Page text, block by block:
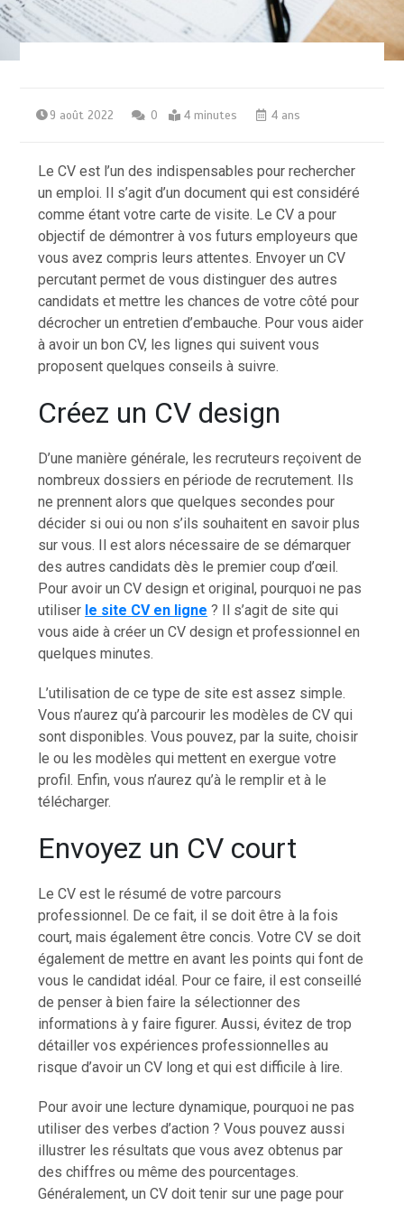
9 août 2022 0 4 minutes 4 ans
Le CV est l’un des indispensables pour rechercher
un emploi. Il s’agit d’un document qui est considéré
comme étant votre carte de visite. Le CV a pour
objectif de démontrer à vos futurs employeurs que
vous avez compris leurs attentes. Envoyer un CV
percutant permet de vous distinguer des autres
candidats et mettre les chances de votre côté pour
décrocher un entretien d’embauche. Pour vous aider
à avoir un bon CV, les lignes qui suivent vous
proposent quelques conseils à suivre.
Créez un CV design
D’une manière générale, les recruteurs reçoivent de
nombreux dossiers en période de recrutement. Ils
ne prennent alors que quelques secondes pour
décider si oui ou non s’ils souhaitent en savoir plus
sur vous. Il est alors nécessaire de se démarquer
des autres candidats dès le premier coup d’œil.
Pour avoir un CV design et original, pourquoi ne pas
utiliser le site CV en ligne ? Il s’agit de site qui
vous aide à créer un CV design et professionnel en
quelques minutes.
L’utilisation de ce type de site est assez simple.
Vous n’aurez qu’à parcourir les modèles de CV qui
sont disponibles. Vous pouvez, par la suite, choisir
le ou les modèles qui mettent en exergue votre
profil. Enfin, vous n’aurez qu’à le remplir et à le
télécharger.
Envoyez un CV court
Le CV est le résumé de votre parcours
professionnel. De ce fait, il se doit être à la fois
court, mais également être concis. Votre CV se doit
également de mettre en avant les points qui font de
vous le candidat idéal. Pour ce faire, il est conseillé
de penser à bien faire la sélectionner des
informations à y faire figurer. Aussi, évitez de trop
détailler vos expériences professionnelles au
risque d’avoir un CV long et qui est difficile à lire.
Pour avoir une lecture dynamique, pourquoi ne pas
utiliser des verbes d’action ? Vous pouvez aussi
illustrer les résultats que vous avez obtenus par
des chiffres ou même des pourcentages.
Généralement, un CV doit tenir sur une page pour